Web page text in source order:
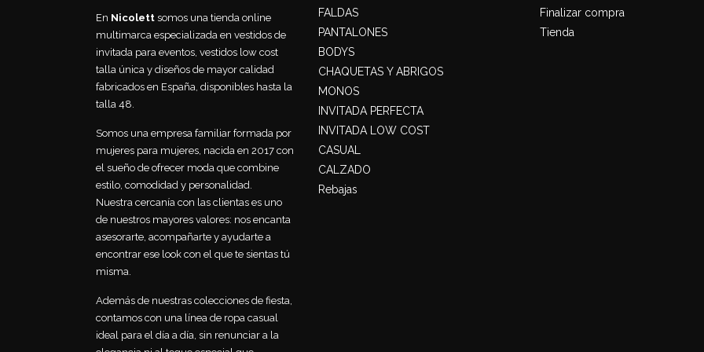
En Nicolett somos una tienda online
multimarca especializada en vestidos de
invitada para eventos, vestidos low cost
talla única y diseños de mayor calidad
fabricados en España, disponibles hasta la
talla 48.
Somos una empresa familiar formada por
mujeres para mujeres, nacida en 2017 con
el sueño de ofrecer moda que combine
estilo, comodidad y personalidad.
Nuestra cercanía con las clientas es uno
de nuestros mayores valores: nos encanta
asesorarte, acompañarte y ayudarte a
encontrar ese look con el que te sientas tú
misma.
Además de nuestras colecciones de fiesta,
contamos con una línea de ropa casual
ideal para el día a día, sin renunciar a la
FALDAS
PANTALONES
BODYS
CHAQUETAS Y ABRIGOS
MONOS
INVITADA PERFECTA
INVITADA LOW COST
CASUAL
CALZADO
Rebajas
Finalizar compra
Tienda